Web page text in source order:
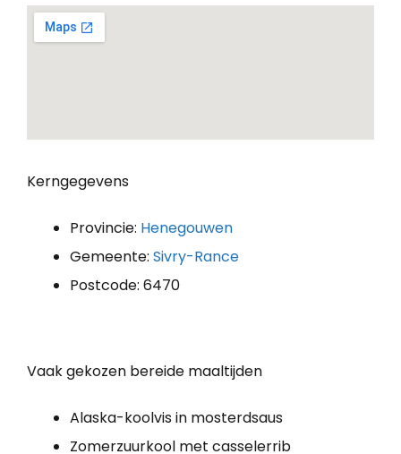
Kerngegevens
Provincie: Henegouwen
Gemeente: Sivry-Rance
Postcode: 6470
Vaak gekozen bereide maaltijden
Alaska-koolvis in mosterdsaus
Zomerzuurkool met casselerrib